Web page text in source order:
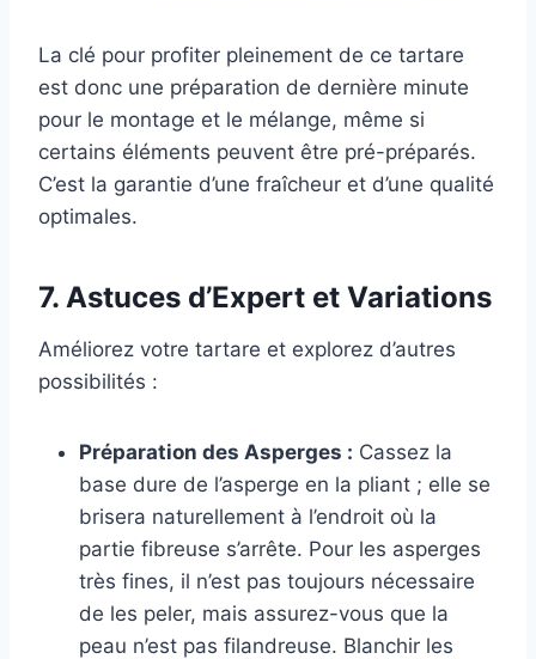
La clé pour profiter pleinement de ce tartare
est donc une préparation de dernière minute
pour le montage et le mélange, même si
certains éléments peuvent être pré-préparés.
C’est la garantie d’une fraîcheur et d’une qualité
optimales.
7. Astuces d’Expert et Variations
Améliorez votre tartare et explorez d’autres
possibilités :
Préparation des Asperges : Cassez la
base dure de l’asperge en la pliant ; elle se
brisera naturellement à l’endroit où la
partie fibreuse s’arrête. Pour les asperges
très fines, il n’est pas toujours nécessaire
de les peler, mais assurez-vous que la
peau n’est pas filandreuse. Blanchir les